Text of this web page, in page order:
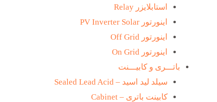
استابلایزر Relay
اینورتور PV Inverter Solar
اینورتور Off Grid
اینورتور On Grid
باتـــری و کابیـــنت
سیلد لید اسید – Sealed Lead Acid
کابینت باتری – Cabinet